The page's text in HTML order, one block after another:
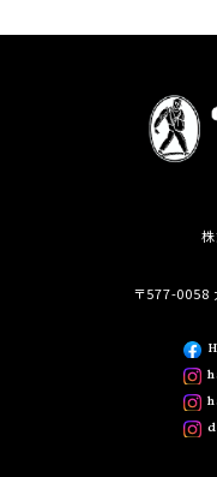
〒577-0058